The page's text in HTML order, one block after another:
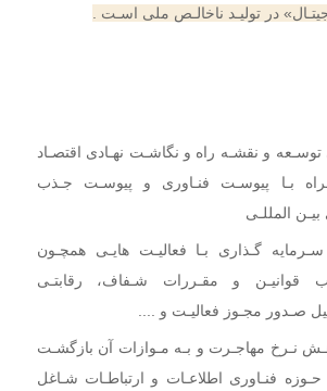
در تولیـد ناخالـص ملی اسـت .
توسـعه و نقشـه راه و نگاشـت نهـادی اقتصـاد
بـا پیوسـت فنـاوری و پیوسـت جـذب
المللـی
سـرمایه گـذاری بـا فعالیـت هایـی همچـون
قوانیـن و مقـررات شـفاف، رقابتـی
صـدور مجـوز فعالیـت و ....
نـرخ مهاجـرت و بـه مـوازات آن بازگشـت
حـوزه فنـاوری اطلاعـات و ارتباطـات شـاغل